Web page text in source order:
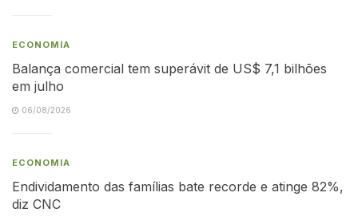
ECONOMIA
Balança comercial tem superávit de US$ 7,1 bilhões
em julho
06/08/2026
ECONOMIA
Endividamento das famílias bate recorde e atinge 82%,
diz CNC